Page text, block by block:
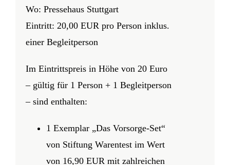
Wo: Pressehaus Stuttgart
Eintritt: 20,00 EUR pro Person inklus.
einer Begleitperson
Im Eintrittspreis in Höhe von 20 Euro
– gültig für 1 Person + 1 Begleitperson
– sind enthalten:
1 Exemplar „Das Vorsorge-Set“
von Stiftung Warentest im Wert
von 16,90 EUR mit zahlreichen